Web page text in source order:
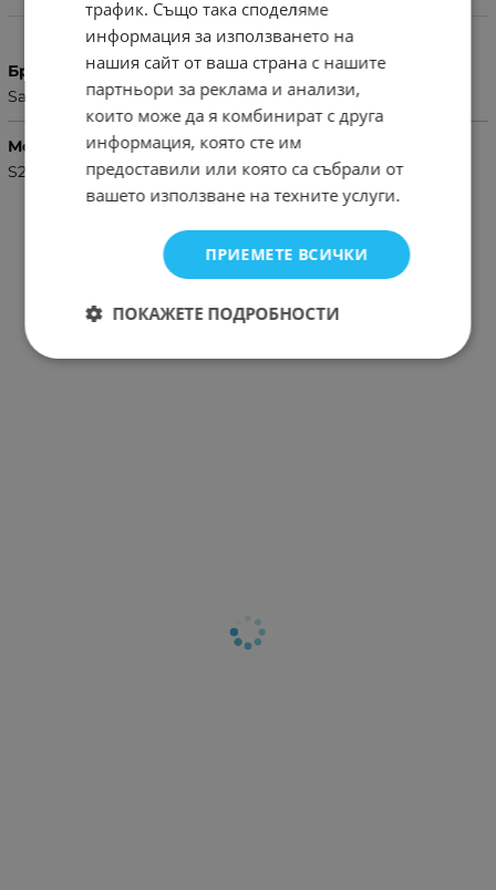
Характеристики
Бранд
Samsung
Модел Телефон
S23 Ultra
трафик. Също така споделяме
информация за използването на
нашия сайт от ваша страна с нашите
партньори за реклама и анализи,
които може да я комбинират с друга
информация, която сте им
предоставили или която са събрали от
вашето използване на техните услуги.
ПРИЕМЕТЕ ВСИЧКИ
ПОКАЖЕТЕ ПОДРОБНОСТИ